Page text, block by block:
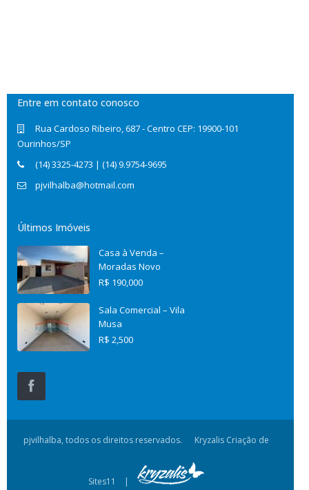
Entre em contato conosco
Rua Cardoso Ribeiro, 687 - Centro CEP: 19900-101
Ourinhos/SP
(14) 3325-4273 | (14) 9.9754-9695
pjvilhalba@hotmail.com
Últimos Imóveis
Casa à Venda –
Moradas Novo
R$ 190,000
Sala Comercial – Vila
Musa
R$ 2,500
pjvilhalba, todos os direitos reservados. Kryzalis Criação de
Sites11 |